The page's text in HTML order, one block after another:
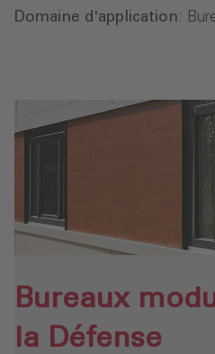
Domaine d'application:
Bureaux
la Défense